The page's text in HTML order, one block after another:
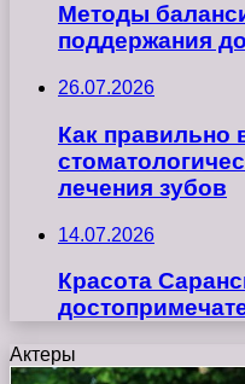
Методы
поддержания
26.07.2026
Как правильно
лечения зубов
14.07.2026
Красота
Актеры